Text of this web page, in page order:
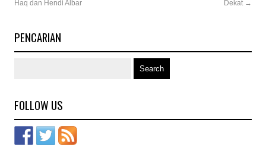
Haq dan Hendi Albar
Dekat →
PENCARIAN
FOLLOW US